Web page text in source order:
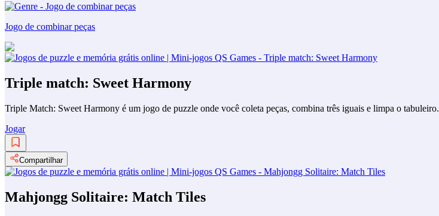
Jogo de combinar peças
Triple match: Sweet Harmony
Triple Match: Sweet Harmony é um jogo de puzzle onde você coleta peças, combina três iguais e limpa o tabuleiro.
Jogar
Compartilhar
Mahjongg Solitaire: Match Tiles